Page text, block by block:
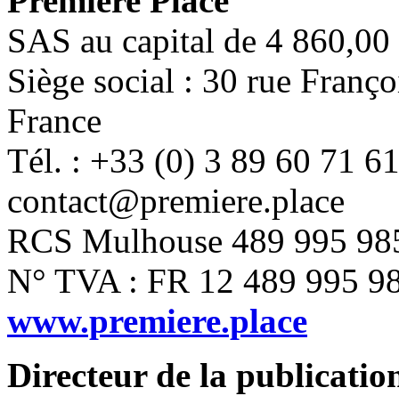
SAS au capital de 4 860,00
Siège social : 30 rue
France
Tél. : +33 (0) 3 89 60 71 61
contact@premiere.place
RCS Mulhouse 489 995
N° TVA : FR 12 489 995
www.premiere.place
Directeur de la